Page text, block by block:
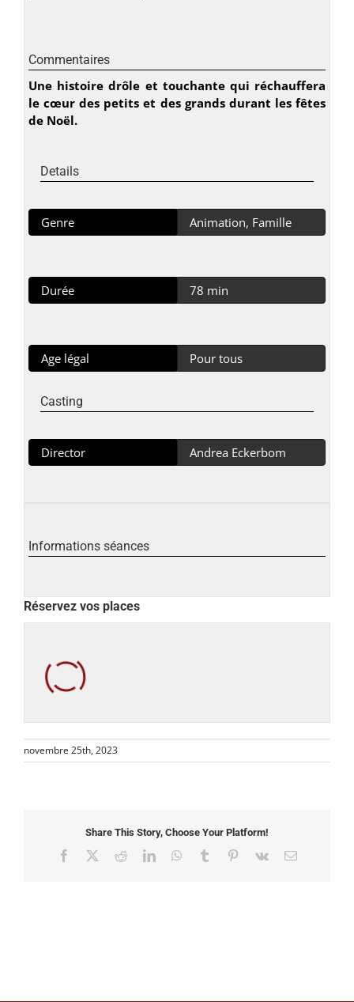
Commentaires
Une histoire drôle et touchante qui réchauffera
le cœur des petits et des grands durant les fêtes
de Noël.
Details
Genre Animation, Famille
Durée 78 min
Age légal Pour tous
Casting
Director Andrea Eckerbom
Informations séances
Réservez vos places
novembre 25th, 2023
Share This Story, Choose Your Platform!
Facebook RedditLinkedInWhatsApp
Tumblr Pinterest
Vk Email